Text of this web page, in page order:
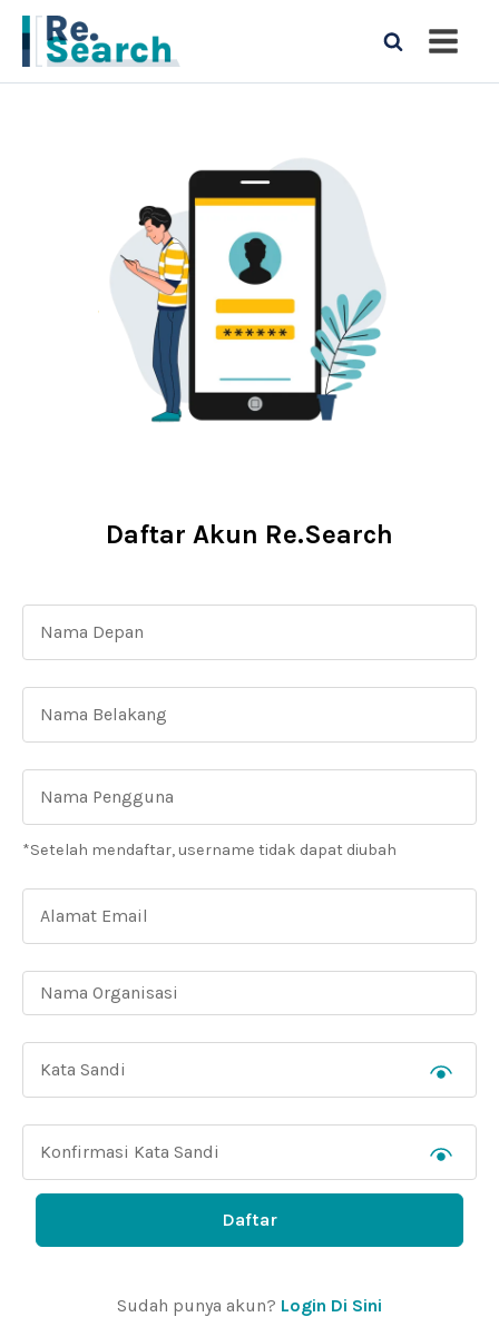
Daftar Akun Re.Search
*Setelah mendaftar, username tidak dapat diubah
Daftar
Sudah punya akun? Login Di Sini